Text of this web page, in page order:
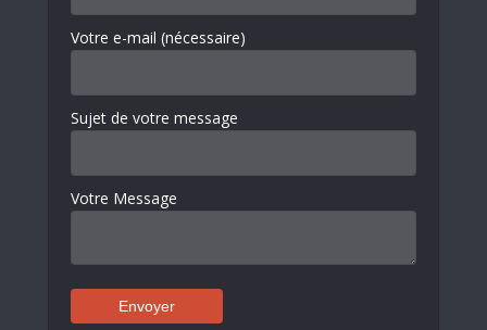
Votre e-mail (nécessaire)
Sujet de votre message
Votre Message